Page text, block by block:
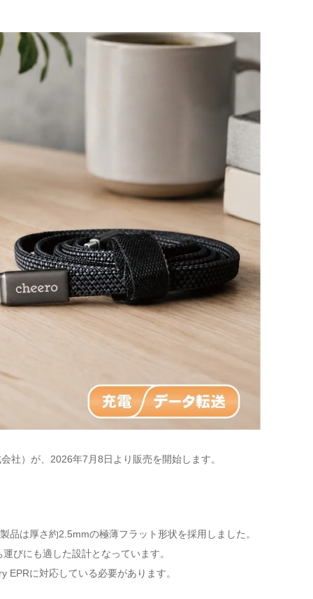
社）が、2026年7月8日より販売を開始します。
は厚さ約2.5mmの極薄フラット形状を採用しました。
びにも適した設計となっています。
に対応している必要があります。